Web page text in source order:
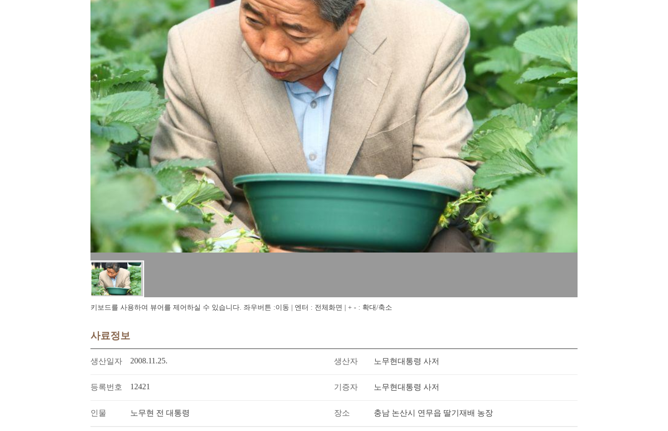
키보드를 사용하여 뷰어를 제어하실 수 있습니다. 좌우버튼 :이동 | 엔터 : 전체화면 | + - : 확대/축소
사료정보
생산일자 2008.11.25. 생산자 노무현대통령 사저
등록번호 12421 기증자 노무현대통령 사저
인물 노무현 전 대통령 장소 충남 논산시 연무읍 딸기재배 농장